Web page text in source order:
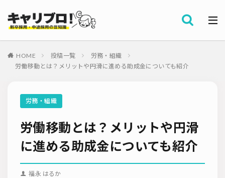
HOME 投稿一覧
労務・組織
労働移動とは？メリットや円滑に進める助成金についても紹介
労務・組織
労働移動とは？メリットや円滑
に進める助成金についても紹介
福永 はるか
カテゴリー
タグ
就職サイト
ダイレクトリクルーティング
採用ノウハウ
採用ツール
採用計画
母集団の形成確保
エンジニア採用
採用イベント・合説
面接・選考
内定フォロー
内定辞退
労務・組織
メルマガ登録
資料ダウンロード